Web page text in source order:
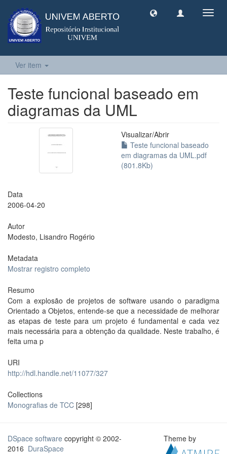
Ver item
Teste funcional baseado em
diagramas da UML
Visualizar/Abrir
Teste funcional baseado
em diagramas da UML.pdf
(801.8Kb)
Data
2006-04-20
Autor
Modesto, Lisandro Rogério
Metadata
Mostrar registro completo
Resumo
Com a explosão de projetos de software usando o paradigma
Orientado a Objetos, entende-se que a necessidade de melhorar
as etapas de teste para um projeto é fundamental e cada vez
mais necessária para a obtenção da qualidade. Neste trabalho, é
feita uma p
URI
http://hdl.handle.net/11077/327
Collections
Monografias de TCC [298]
DSpace software copyright © 2002-
2016 DuraSpace
Theme by